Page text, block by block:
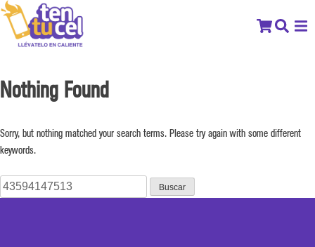
Nothing Found
Sorry, but nothing matched your search terms. Please try again with some different
keywords.
Buscar: